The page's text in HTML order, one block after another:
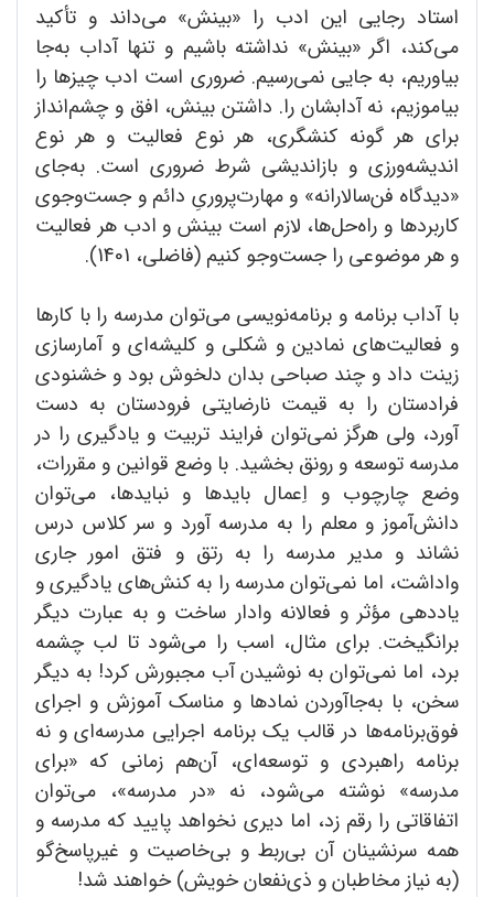
استاد رجایی این ادب را «بینش» می‌داند و تأکید
می‌کند، اگر «بینش» نداشته باشیم و تنها آداب به‌جا
بیاوریم، به جایی نمی‌رسیم. ضروری است ادب چیزها را
بیاموزیم، نه آدابشان را. داشتن بینش، افق و چشم‌انداز
برای هر گونه کنشگری، هر نوع فعالیت و هر نوع
اندیشه‌ورزی و بازاندیشی شرط ضروری است. به‌جای
«دیدگاه فن‌سالارانه» و مهارت‌پروریِ دائم و جست‌وجوی
کاربردها و راه‌حل‌ها، لازم است بینش و ادب هر فعالیت
و هر موضوعی را جست‌وجو کنیم (فاضلی، 1401).
با آداب برنامه و برنامه‌نویسی می‌‌توان مدرسه را با کارها
و فعالیت‌های نمادین و شکلی و کلیشه‌ای و آمارسازی
زینت داد و چند صباحی بدان دلخوش بود و خشنودی
فرادستان را به قیمت نارضایتی فرودستان به دست
آورد، ولی هرگز نمی‌توان فرایند تربیت و یادگیری را در
مدرسه توسعه و رونق بخشید. با وضع قوانین و مقررات،
وضع چارچوب و اِعمال بایدها و نبایدها، می‌‌توان
دانش‌آموز و معلم را به مدرسه آورد و سر کلاس درس
نشاند و مدیر مدرسه را به رتق و فتق امور جاری
واداشت، اما نمی‌توان مدرسه را به کنش‌های یادگیری و
یاددهی مؤثر و فعالانه وادار ساخت و به عبارت دیگر
برانگیخت. برای مثال، اسب را می‌شود تا لب چشمه
برد، اما نمی‌توان به نوشیدن آب مجبورش کرد! به دیگر
سخن، با به‌جاآوردن نمادها و مناسک آموزش و اجرای
فوق‌برنامه‌ها در قالب یک برنامه اجرایی مدرسه‌ای و نه
برنامه راهبردی و توسعه‌ای، آن‌هم زمانی که «برای
مدرسه» نوشته می‌شود، نه «در مدرسه»، می‌‌توان
اتفاقاتی را رقم زد، اما دیری نخواهد پایید که مدرسه و
همه سرنشینان آن بی‌ربط و بی‌خاصیت و غیرپاسخ‌گو
(به نیاز مخاطبان و ذی‌نفعان خویش) خواهند شد!